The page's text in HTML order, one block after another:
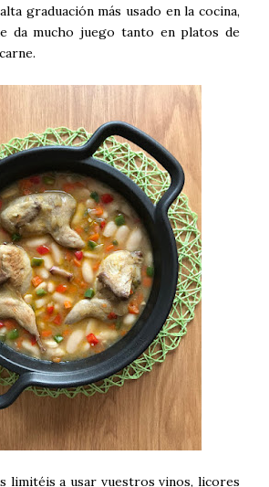
graduación más usado en la cocina,
da mucho juego tanto en platos de
limitéis a usar vuestros vinos, licores